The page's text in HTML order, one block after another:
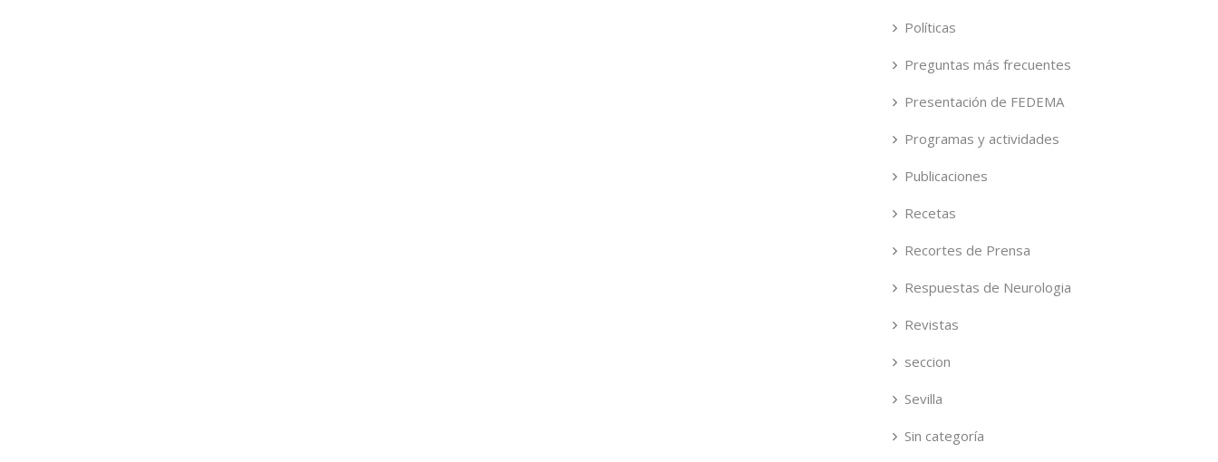
Políticas
Preguntas más frecuentes
Presentación de FEDEMA
Programas y actividades
Publicaciones
Recetas
Recortes de Prensa
Respuestas de Neurologia
Revistas
seccion
Sevilla
Sin categoría